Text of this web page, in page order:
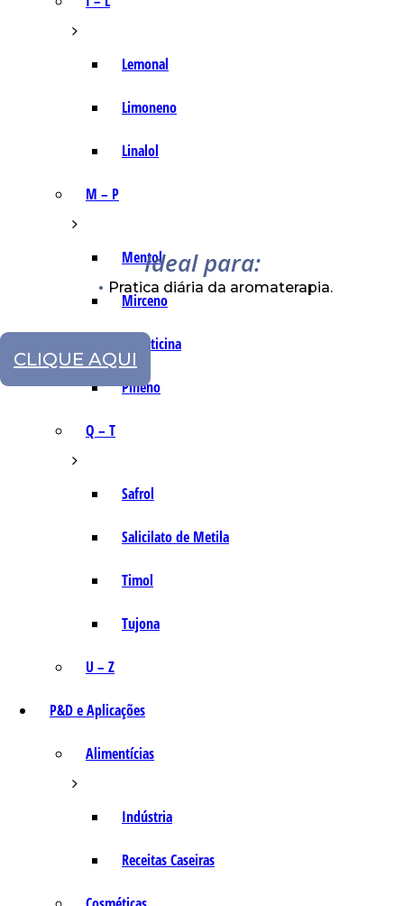
Lemonal
Limoneno
Linalol
M – P
Mentol
Mirceno
Miristicina
Pineno
Q – T
Safrol
Salicilato de Metila
Timol
Tujona
U – Z
P&D e Aplicações
Alimentícias
Indústria
Receitas Caseiras
Ideal para:
Pratica diária da aromaterapia.
CLIQUE AQUI